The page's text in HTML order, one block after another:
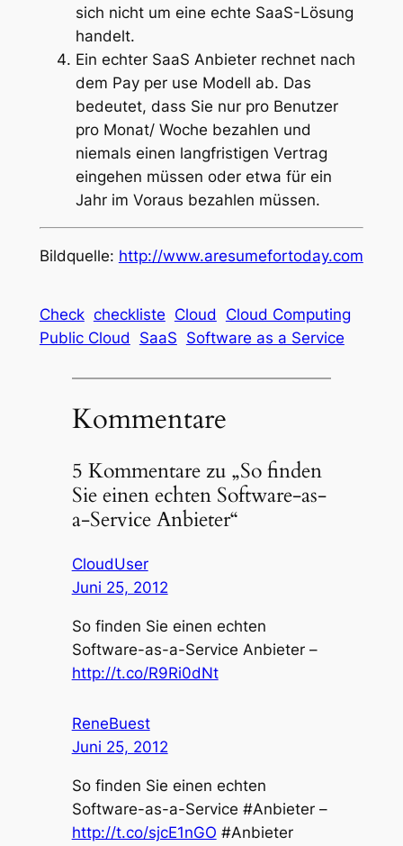
sich nicht um eine echte SaaS-Lösung
handelt.
Ein echter SaaS Anbieter rechnet nach
dem Pay per use Modell ab. Das
bedeutet, dass Sie nur pro Benutzer
pro Monat/ Woche bezahlen und
niemals einen langfristigen Vertrag
eingehen müssen oder etwa für ein
Jahr im Voraus bezahlen müssen.
Bildquelle: http://www.aresumefortoday.com
Check checkliste Cloud
Cloud Computing
Public Cloud
SaaS Software as a Service
Kommentare
5 Kommentare zu „So finden
Sie einen echten Software-as-
a-Service Anbieter“
CloudUser
Juni 25, 2012
So finden Sie einen echten
Software-as-a-Service Anbieter –
http://t.co/R9Ri0dNt
ReneBuest
Juni 25, 2012
So finden Sie einen echten
Software-as-a-Service #Anbieter –
http://t.co/sjcE1nGO #Anbieter